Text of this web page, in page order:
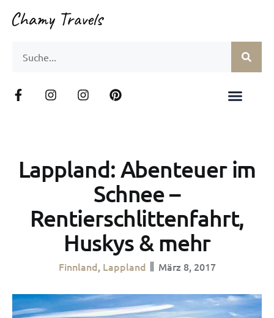
Lappland: Abenteuer im
Schnee –
Rentierschlittenfahrt,
Huskys & mehr
Finnland Lappland März 8, 2017